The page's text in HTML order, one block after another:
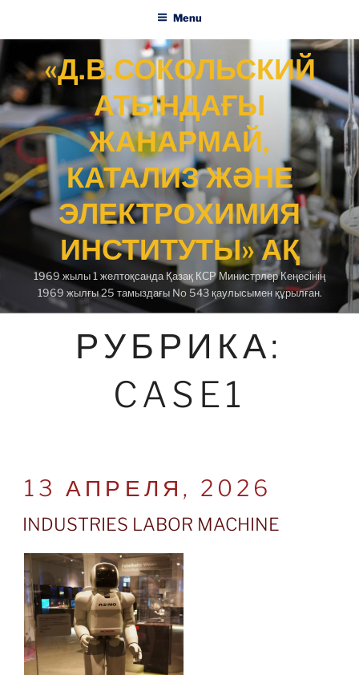
Skip
content«Д.В.СОКОЛЬСКИЙ
АТЫНДАҒЫ
ЖАНАРМАЙ,
КАТАЛИЗ ЖӘНЕ
ЭЛЕКТРОХИМИЯ
ИНСТИТУТЫ» АҚ
1969 жылы 1 желтоқсанда Қазақ КСР Министрлер Кеңесінің
1969 жылғы 25 тамыздағы No 543 қаулысымен құрылған.
Menu
РУБРИКА:
CASE1
POSTED
ON
13 АПРЕЛЯ, 2026
INDUSTRIES LABOR MACHINE